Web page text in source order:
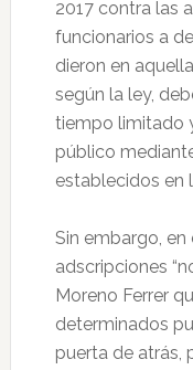
2017 contra las
funcionarios a
dieron en
según la ley,
tiempo limitado
público
establecidos en
Sin embargo,
adscripciones
Moreno Ferrer
determinados
puerta de atrás,